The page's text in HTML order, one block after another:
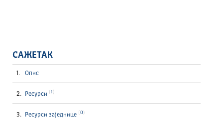
САЖЕТАК
Опис
Ресурси 1
Ресурси заједнице 0